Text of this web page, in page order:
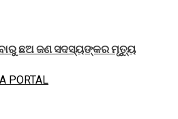
ଛଅ ଜଣ ସଦସ୍ୟଙ୍କର ମୃତ୍ୟୁ
PORTAL